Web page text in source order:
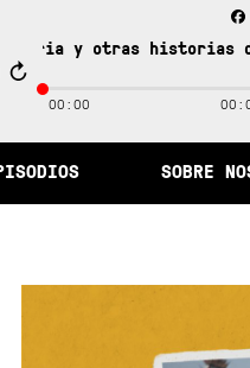
y otras historias del
00:00
SOBRE